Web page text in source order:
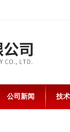
公司新闻 技